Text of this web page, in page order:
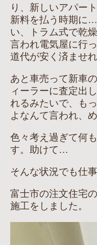
り、新しいアパー
新料を払う時期に
い、トラム式で乾
言われ電気屋に行
道代が安く済ませれ
あと車売って新車
ィーラーに査定出
れるみたいで、も
よなんて言われ、
色々考え過ぎて何
す。助けて…
そんな状況でも仕
富士市の注文住宅
施工をしました。